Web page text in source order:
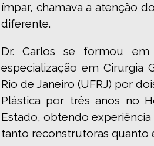
ímpar, chamava a atenção
diferente.
Dr. Carlos se formou em
especialização em Cirurgia
Rio de Janeiro (UFRJ) por
Plástica por três anos no
Estado, obtendo
tanto reconstrutoras quanto